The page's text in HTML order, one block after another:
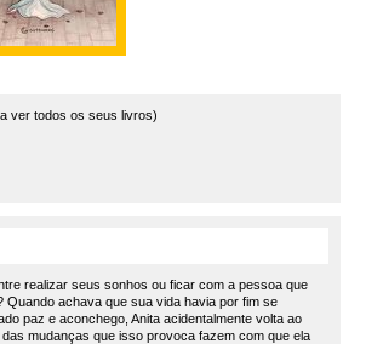
ver todos os seus livros)
realizar seus sonhos ou ficar com a pessoa que
Quando achava que sua vida havia por fim se
paz e aconchego, Anita acidentalmente volta ao
mudanças que isso provoca fazem com que ela